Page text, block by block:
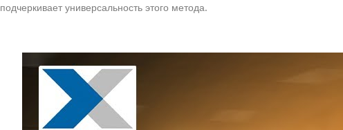
подчеркивает универсальность этого метода.